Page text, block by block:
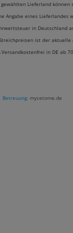
Lieferland können
Angabe eines Lieferlandes
in Deutschland
ist der aktuelle
in DE ab
Betreuung: mycetome.de